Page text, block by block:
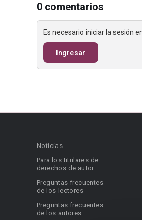
0 comentarios
Es necesario iniciar la sesión
Ingresar
Noticias
Para los titulares de
derechos de autor
Preguntas frecuentes
de los lectores
Preguntas frecuentes
de los autores